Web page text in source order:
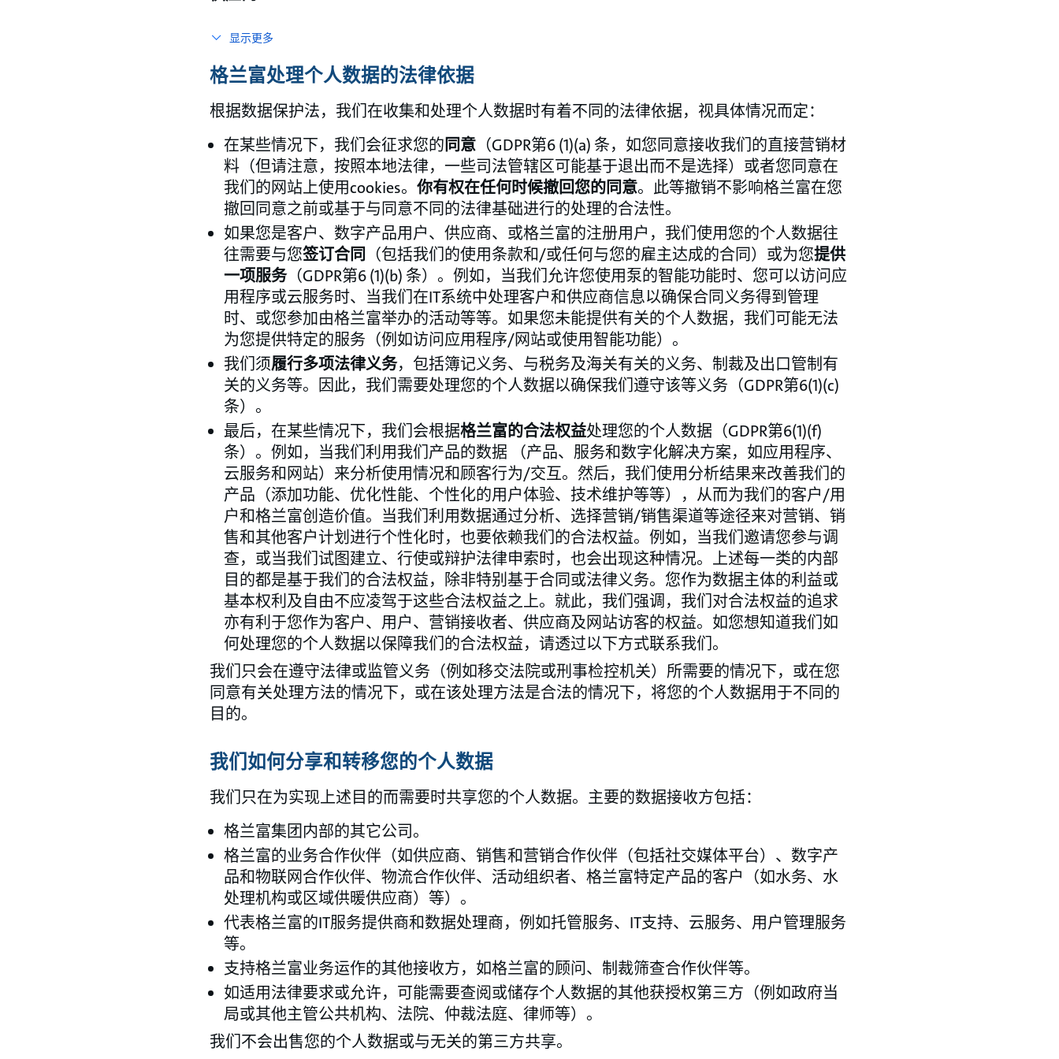
显示更多
格兰富处理个人数据的法律依据
根据数据保护法，我们在收集和处理个人数据时有着不同的法律依据，视具体情况而定：
在某些情况下，我们会征求您的同意 （GDPR第6 (1)(a) 条，如您同意接收我们的直接营销材
料（但请注意，按照本地法律，一些司法管辖区可能基于退出而不是选择）或者您同意在
我们的网站上使用cookies。 你有权在任何时候撤回您的同意。此等撤销不影响格兰富在您
撤回同意之前或基于与同意不同的法律基础进行的处理的合法性。
如果您是客户、数字产品用户、供应商、或格兰富的注册用户，我们使用您的个人数据往
往需要与您签订合同 （包括我们的使用条款和/或任何与您的雇主达成的合同）或为您提供
一项服务（GDPR第6 (1)(b) 条）。例如，当我们允许您使用泵的智能功能时、您可以访问应
用程序或云服务时、当我们在IT系统中处理客户和供应商信息以确保合同义务得到管理
时、或您参加由格兰富举办的活动等等。如果您未能提供有关的个人数据，我们可能无法
为您提供特定的服务（例如访问应用程序/网站或使用智能功能）。
我们须履行多项法律义务，包括簿记义务、与税务及海关有关的义务、制裁及出口管制有
关的义务等。因此，我们需要处理您的个人数据以确保我们遵守该等义务（GDPR第6(1)(c)
条）。
最后，在某些情况下，我们会根据格兰富的合法权益处理您的个人数据（GDPR第6(1)(f)
条）。例如，当我们利用我们产品的数据 （产品、服务和数字化解决方案，如应用程序、
云服务和网站）来分析使用情况和顾客行为/交互。然后，我们使用分析结果来改善我们的
产品（添加功能、优化性能、个性化的用户体验、技术维护等等），从而为我们的客户/用
户和格兰富创造价值。当我们利用数据通过分析、选择营销/销售渠道等途径来对营销、销
售和其他客户计划进行个性化时，也要依赖我们的合法权益。例如，当我们邀请您参与调
查，或当我们试图建立、行使或辩护法律申索时，也会出现这种情况。上述每一类的内部
目的都是基于我们的合法权益，除非特别基于合同或法律义务。您作为数据主体的利益或
基本权利及自由不应凌驾于这些合法权益之上。就此，我们强调，我们对合法权益的追求
亦有利于您作为客户、用户、营销接收者、供应商及网站访客的权益。如您想知道我们如
何处理您的个人数据以保障我们的合法权益，请透过以下方式联系我们。
我们只会在遵守法律或监管义务（例如移交法院或刑事检控机关）所需要的情况下，或在您
同意有关处理方法的情况下，或在该处理方法是合法的情况下，将您的个人数据用于不同的
目的。
我们如何分享和转移您的个人数据
我们只在为实现上述目的而需要时共享您的个人数据。主要的数据接收方包括：
格兰富集团内部的其它公司。
格兰富的业务合作伙伴（如供应商、销售和营销合作伙伴（包括社交媒体平台）、数字产
品和物联网合作伙伴、物流合作伙伴、活动组织者、格兰富特定产品的客户（如水务、水
处理机构或区域供暖供应商）等）。
代表格兰富的IT服务提供商和数据处理商，例如托管服务、IT支持、云服务、用户管理服务
等。
支持格兰富业务运作的其他接收方，如格兰富的顾问、制裁筛查合作伙伴等。
如适用法律要求或允许，可能需要查阅或储存个人数据的其他获授权第三方（例如政府当
局或其他主管公共机构、法院、仲裁法庭、律师等）。
我们不会出售您的个人数据或与无关的第三方共享。